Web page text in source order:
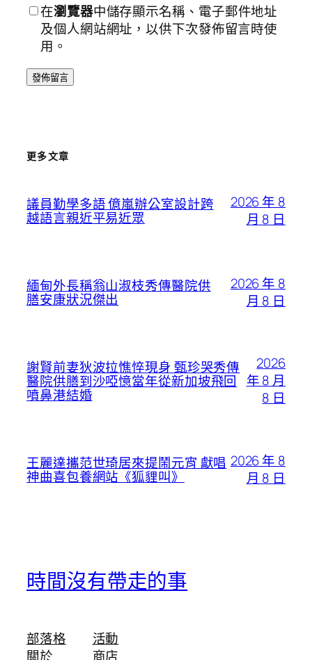
在瀏覽器中儲存顯示名稱、電子郵件地址
及個人網站網址，以供下次發佈留言時使
用。
更多文章
議員勤學多語 億嵐辦公室設計跨
越語言親近平易近眾
2026 年 8
月 8 日
緬甸外長稱翁山淑枝秀傳醫院供
膳安康狀況傑出
2026 年 8
月 8 日
謝賢前妻狄波拉憔悴現身 甄珍哭秀傳
醫院供膳到沙啞憶當年從新加坡飛回
噴鼻港結婚
2026
年 8 月
8 日
王麗達攜范世琦居來提鬧元宵 獻唱
神曲喜包養網站《狐貍叫》
2026 年 8
月 8 日
時間沒有帶走的事
部落格
關於
活動
商店